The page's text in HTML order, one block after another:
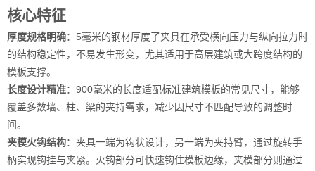
核心特征
厚度规格明确：5毫米的钢材厚度了夹具在承受横向压力与纵向拉力时
的结构稳定性，不易发生形变，尤其适用于高层建筑或大跨度结构的
模板支撑。
长度设计精准：900毫米的长度适配标准建筑模板的常见尺寸，能够
覆盖多数墙、柱、梁的夹持需求，减少因尺寸不匹配导致的调整时
间。
夹模火钩结构：夹具一端为钩状设计，另一端为夹持臂，通过旋转手
柄实现钩挂与夹紧。火钩部分可快速钩住模板边缘，夹模部分则通过